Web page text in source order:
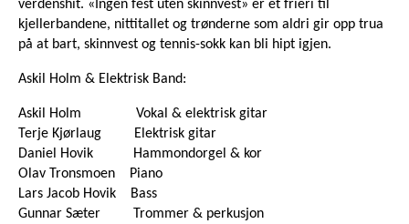
verdenshit. «Ingen fest uten skinnvest» er et frieri til
kjellerbandene, nittitallet og trønderne som aldri gir opp trua
på at bart, skinnvest og tennis-sokk kan bli hipt igjen.
Askil Holm & Elektrisk Band:
Askil Holm Vokal & elektrisk gitar
Terje Kjørlaug Elektrisk gitar
Daniel Hovik Hammondorgel & kor
Olav Tronsmoen Piano
Lars Jacob Hovik Bass
Gunnar Sæter Trommer & perkusjon